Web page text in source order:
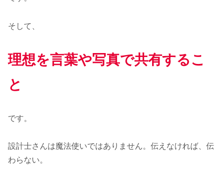
そして、
理想を言葉や写真で共有するこ
と
です。
設計士さんは魔法使いではありません。伝えなければ、伝
わらない。